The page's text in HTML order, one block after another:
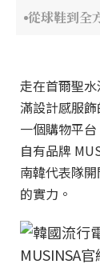
從球鞋到全
走在首爾聖
滿設計感服
一個購物平
自有品牌
南韓代表隊
的實力。